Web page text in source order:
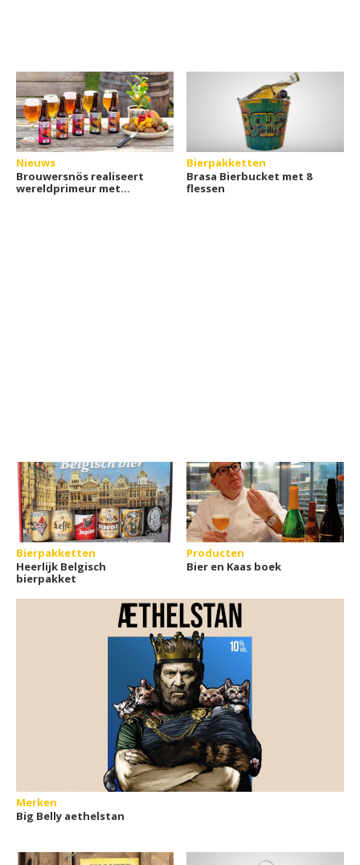
Nieuws
Brouwersnös realiseert
wereldprimeur met
Bierpakketten
Brasa Bierbucket met 8
flessen
Bierpakketten
Heerlijk Belgisch
bierpakket
Producten
Bier en Kaas boek
Merken
Big Belly aethelstan